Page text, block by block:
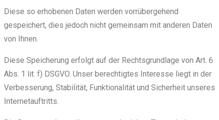
Diese so erhobenen Daten werden vorrübergehend
gespeichert, dies jedoch nicht gemeinsam mit anderen Daten
von Ihnen.
Diese Speicherung erfolgt auf der Rechtsgrundlage von Art. 6
Abs. 1 lit. f) DSGVO. Unser berechtigtes Interesse liegt in der
Verbesserung, Stabilität, Funktionalität und Sicherheit unseres
Internetauftritts.